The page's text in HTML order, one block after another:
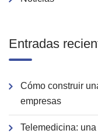
Entradas
Cómo construir
empresas
Telemedicina: